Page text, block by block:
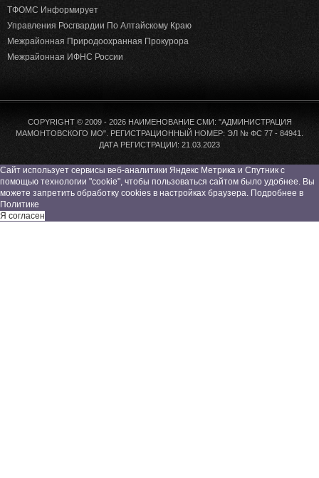
ТФОМС Информирует
Управления Росгвардии По Алтайскому Краю
Межрайонная Природоохранная Прокурора
Межрайонная ИФНС России
COPYRIGHT © 2009 - 2026 НАИМЕНОВАНИЕ СМИ: "АДМИНИСТРАЦИЯ
МАМОНТОВСКОГО МО". РЕГИСТРАЦИОННЫЙ НОМЕР: ЭЛ № ФС 77 - 84941.
ДАТА РЕГИСТРАЦИИ: 21.03.2023
Сайт использует сервисы веб-аналитики Яндекс Метрика и Спутник с
помощью технологии "cookie", чтобы пользоваться сайтом было удобнее. Вы
можете запретить обработку cookies в настройках браузера. Подробнее в
Политике
Я согласен